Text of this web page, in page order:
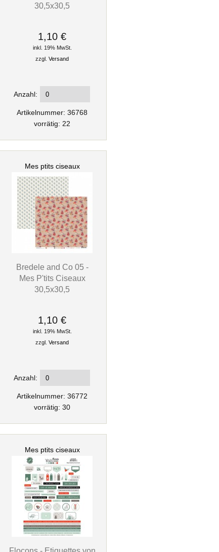
30,5x30,5
1,10 €
inkl. 19% MwSt.
zzgl.Versand
Anzahl:
Artikelnummer: 36768
vorrätig: 22
Mes ptits ciseaux
Bredele and Co 05 -
Mes P'tits Ciseaux
30,5x30,5
1,10 €
inkl. 19% MwSt.
zzgl.Versand
Anzahl:
Artikelnummer: 36772
vorrätig: 30
Mes ptits ciseaux